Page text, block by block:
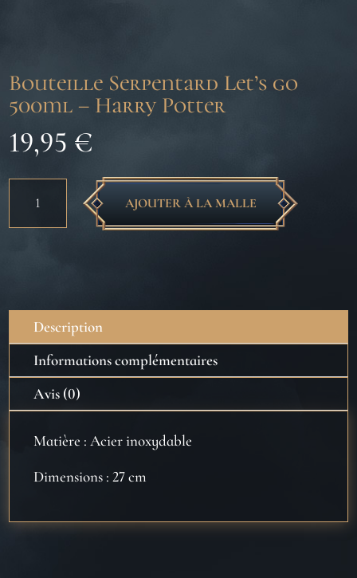
Bouteille Serpentard Let’s go
500ml – Harry Potter
19,95 €
Bouteille
500ml
Harry
Potter
AJOUTER À LA MALLE
Description
Informations complémentaires
Avis (0)
Matière : Acier inoxydable
Dimensions : 27 cm